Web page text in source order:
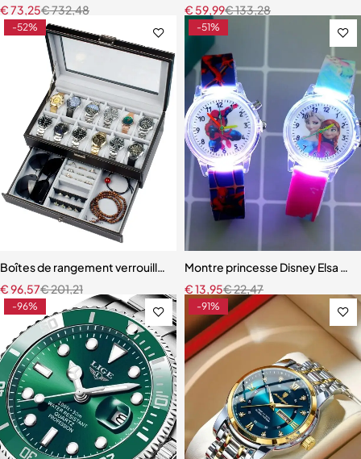
€732,48
€73,25 €133,28
€ 59,99
-52%
Boîtes de rangement verrouillables en cuir PU pour montres
€201,21
€96,57
-51%
Montre princesse Disney Elsa
€22,47
€13,95
-96% -91%